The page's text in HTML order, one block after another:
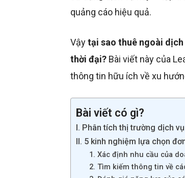
quảng cáo hiệu quả.
Vậytại sao thuê ngoài
thời đại? Bài viết này của
thông tin hữu ích về xu
Bài viết có gì?
I. Phân tích thị trường dịch
II. 5 kinh nghiệm lựa chọn
1. Xác định nhu cầu của
2. Tìm kiếm thông tin về